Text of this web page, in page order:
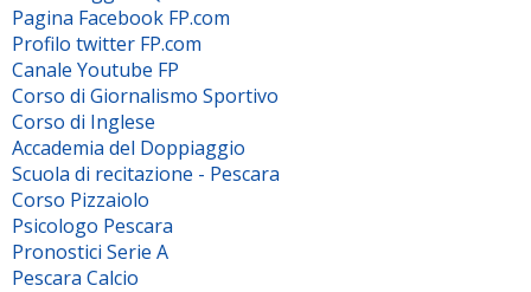
Pagina Facebook FP.com
Profilo twitter FP.com
Canale Youtube FP
Corso di Giornalismo Sportivo
Corso di Inglese
Accademia del Doppiaggio
Scuola di recitazione - Pescara
Corso Pizzaiolo
Psicologo Pescara
Pronostici Serie A
Pescara Calcio